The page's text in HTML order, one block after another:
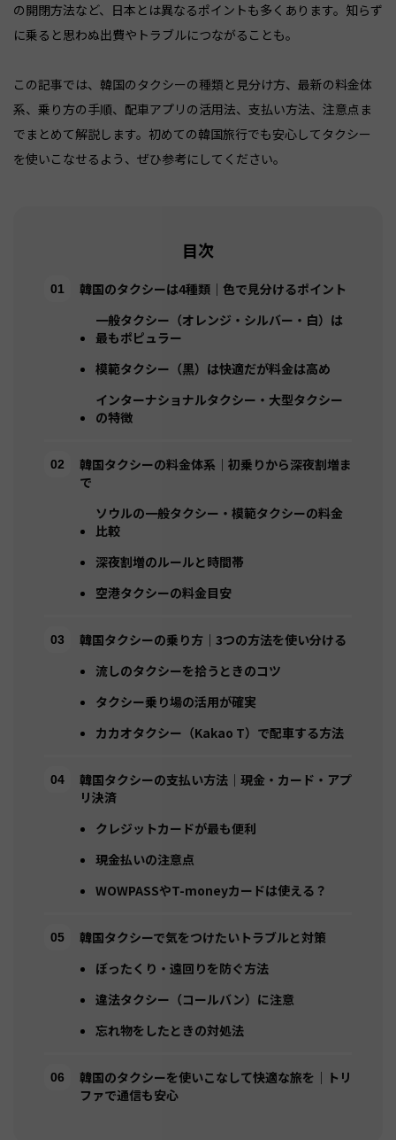
の開閉方法など、日本とは異なるポイントも多くあります。知らず
に乗ると思わぬ出費やトラブルにつながることも。
この記事では、韓国のタクシーの種類と見分け方、最新の料金体
系、乗り方の手順、配車アプリの活用法、支払い方法、注意点ま
でまとめて解説します。初めての韓国旅行でも安心してタクシー
を使いこなせるよう、ぜひ参考にしてください。
目次
韓国のタクシーは4種類｜色で見分けるポイント
一般タクシー（オレンジ・シルバー・白）は
最もポピュラー
模範タクシー（黒）は快適だが料金は高め
インターナショナルタクシー・大型タクシー
の特徴
韓国タクシーの料金体系｜初乗りから深夜割増ま
で
ソウルの一般タクシー・模範タクシーの料金
比較
深夜割増のルールと時間帯
空港タクシーの料金目安
韓国タクシーの乗り方｜3つの方法を使い分ける
流しのタクシーを拾うときのコツ
タクシー乗り場の活用が確実
カカオタクシー（Kakao T）で配車する方法
韓国タクシーの支払い方法｜現金・カード・アプ
リ決済
クレジットカードが最も便利
現金払いの注意点
WOWPASSやT-moneyカードは使える？
韓国タクシーで気をつけたいトラブルと対策
ぼったくり・遠回りを防ぐ方法
違法タクシー（コールバン）に注意
忘れ物をしたときの対処法
韓国のタクシーを使いこなして快適な旅を｜トリ
ファで通信も安心